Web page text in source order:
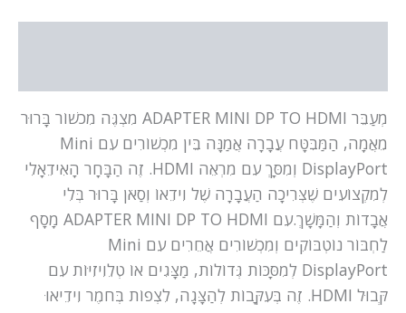
מְעַבֵּר ADAPTER MINI DP TO HDMI מִצְגֶּה מִכשׁוֹר בָּרוּר
מֵאֲמָה, הַמַּבִּטָּח עֲבָרָה אֲמַנָּה בֵּין מִכְשׁוֹרִים עִם Mini
DisplayPort וְמִסָּךְ עִם מִרְאֵה HDMI. זֶה הַבָּחָר הָאִידֵאָלִי
לְמִקְצוֹעִים שֶׁצְּרִיכָה הַעֲבָרָה שֶׁל וִידֵאוֹ וְסַאֹן בָּרוּר בְּלִי
אֲבָדוֹת וְהַמָּשָׁךְ.עִם ADAPTER MINI DP TO HDMI מָסָף
לַחְבּוֹר נוֹטְבּוֹקִים וְמִכְשׁוֹרִים אֲחֵרִים עִם Mini
DisplayPort לְמִסָּכּוֹת גְּדוֹלוֹת, מַצָּגִים אוֹ טְלֵוִיזִיּוֹת עִם
קְּבוּל HDMI. זֶה בְּעִקָּבוֹת לְהַצָּגָה, לִצְפוֹת בְּחֹמֶר וִידֵיאוּ